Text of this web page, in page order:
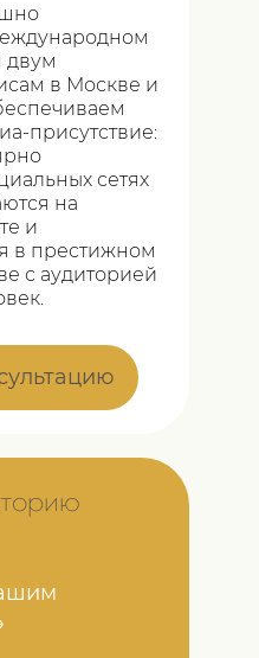
двум
в Москве и
присутствие:
сетях
на
и
в престижном
с аудиторией